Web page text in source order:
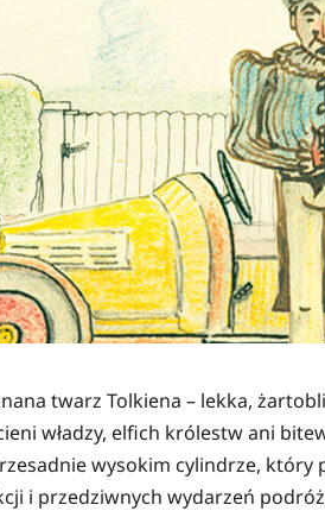
twarz Tolkiena – lekka,
władzy, elfich królestw ani
wysokim cylindrze, który
i przedziwnych wydarzeń